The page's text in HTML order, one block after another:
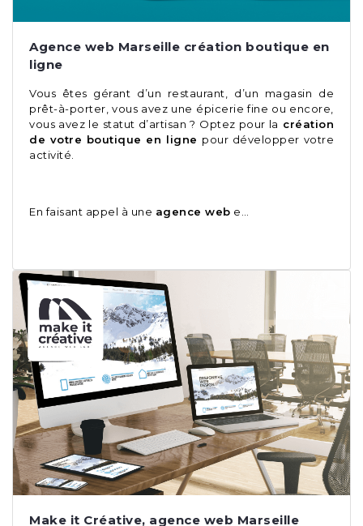
Agence web Marseille création boutique en
ligne
Vous êtes gérant d’un restaurant, d’un magasin de
prêt-à-porter, vous avez une épicerie fine ou encore,
vous avez le statut d’artisan ? Optez pour la création
de votre boutique en ligne pour développer votre
activité.
En faisant appel à une agence web e…
Make it Créative, agence web Marseille